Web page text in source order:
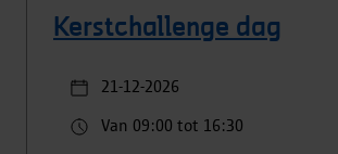
Kerstchallenge dag
21-12-2026
Van 09:00 tot 16:30